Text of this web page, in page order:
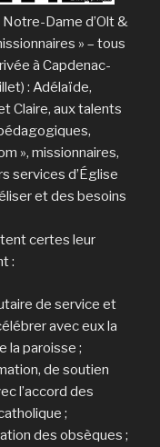
Dame d’Olt &
» – tous
à Capdenac-
: Adé­laïde,
Claire, aux ta­lents
», missionnai­res,
services d’Église
et des besoins
certes leur
:
de service et
avec eux la
la paroisse ;
de soutien
l’accord des
;
des obsèques ;